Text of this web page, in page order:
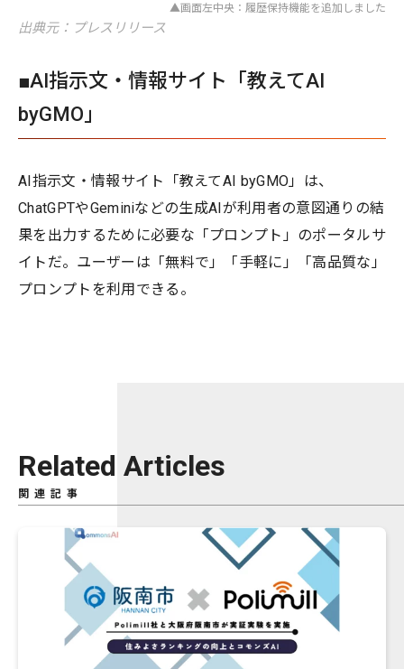
▲画面左中央：履歴保持機能を追加しました
出典元：プレスリリース
■AI指示文・情報サイト「教えてAI
byGMO」
AI指示文・情報サイト「教えてAI byGMO」は、
ChatGPTやGeminiなどの生成AIが利用者の意図通りの結
果を出力するために必要な「プロンプト」のポータルサ
イトだ。ユーザーは「無料で」「手軽に」「高品質な」
プロンプトを利用できる。
Related Articles
関連記事